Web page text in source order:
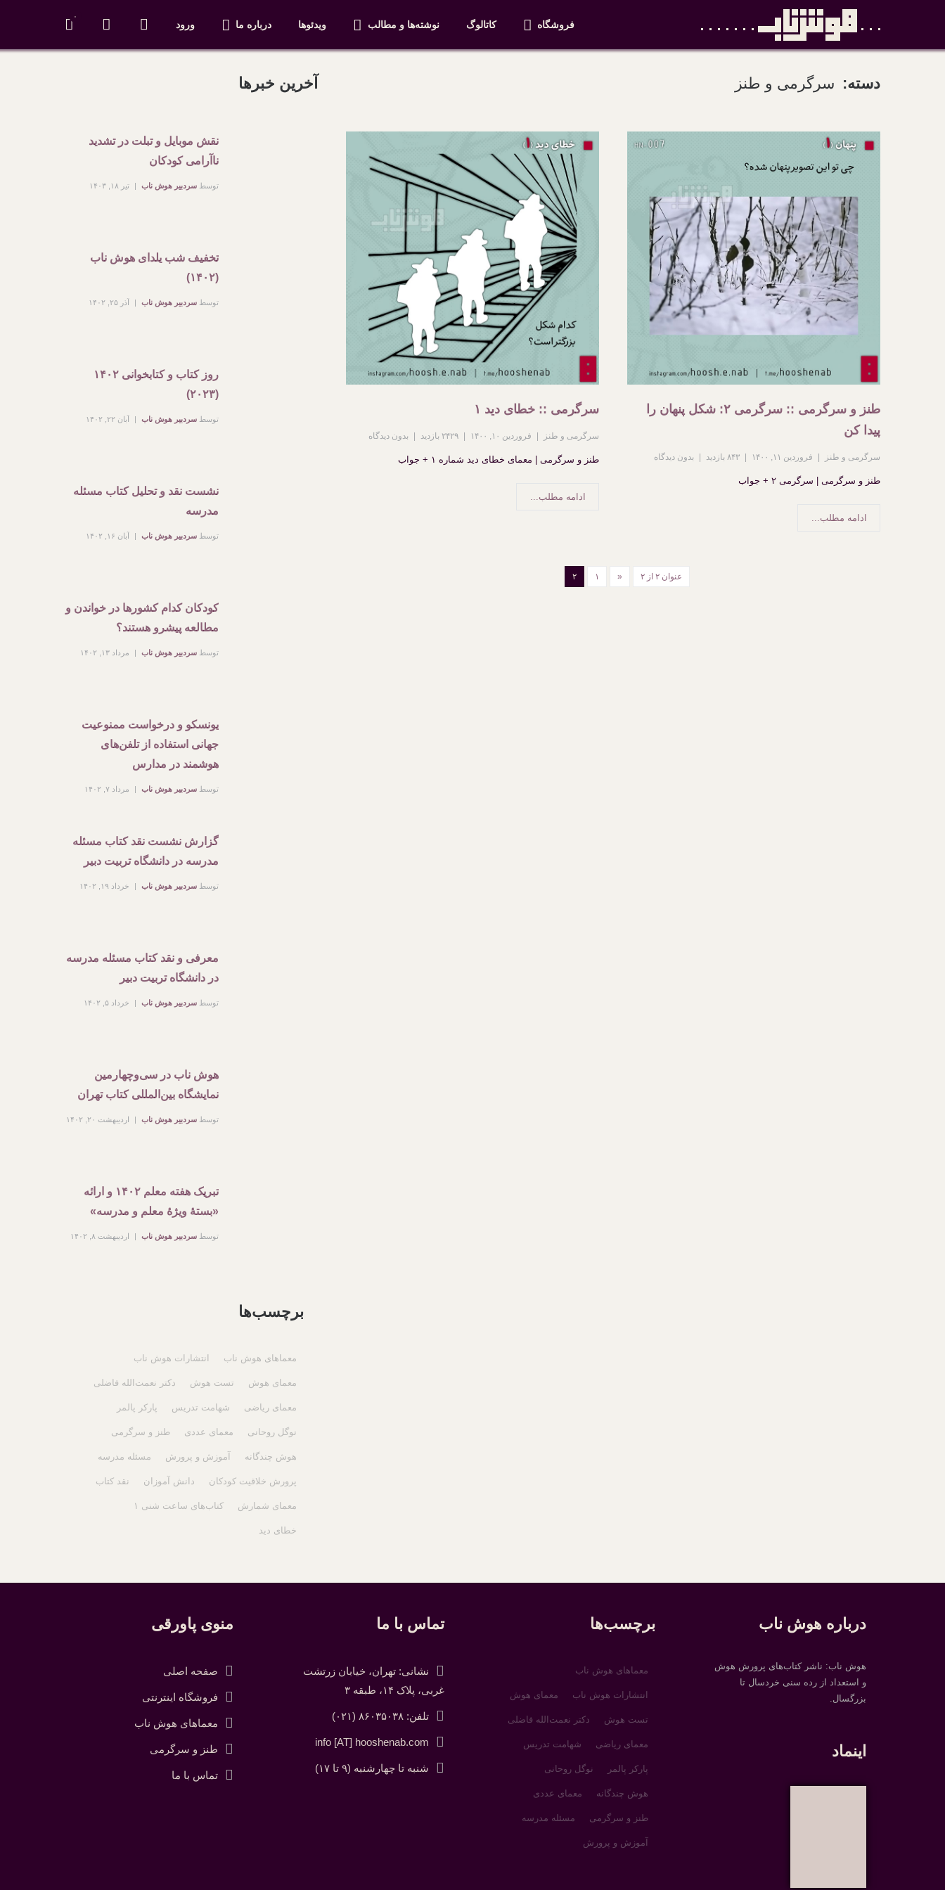
۰
فروشگاه کاتالوگ نوشته‌ها و مطالب ویدئوها درباره ما ورود
دسته: سرگرمی و طنز
طنز و سرگرمی :: سرگرمی ۲: شکل پنهان را
پیدا کن
سرگرمی و طنز فروردین ۱۱, ۱۴۰۰ ۸۴۳ بازدید بدون دیدگاه
طنز و سرگرمی | سرگرمی ۲ + جواب
ادامه مطلب...
سرگرمی :: خطای دید ۱
سرگرمی و طنز فروردین ۱۰, ۱۴۰۰ ۲۴۲۹ بازدید بدون دیدگاه
طنز و سرگرمی | معمای خطای دید شماره ۱ + جواب
ادامه مطلب...
عنوان ۲ از ۲ « ۱ ۲
آخرین خبرها
نقش موبایل و تبلت در تشدید
ناآرامی کودکان
توسط سردبیر هوش ناب تیر ۱۸, ۱۴۰۳
تخفیف شب یلدای هوش ناب
(۱۴۰۲)
توسط سردبیر هوش ناب آذر ۲۵, ۱۴۰۲
روز کتاب و کتابخوانی ۱۴۰۲
(۲۰۲۳)
توسط سردبیر هوش ناب آبان ۲۲, ۱۴۰۲
نشست نقد و تحلیل کتاب مسئله
مدرسه
توسط سردبیر هوش ناب آبان ۱۶, ۱۴۰۲
کودکان کدام کشورها در خواندن و
مطالعه پیشرو هستند؟
توسط سردبیر هوش ناب مرداد ۱۳, ۱۴۰۲
یونسکو و درخواست ممنوعیت
جهانی استفاده از تلفن‌های
هوشمند در مدارس
توسط سردبیر هوش ناب مرداد ۷, ۱۴۰۲
گزارش نشست نقد کتاب مسئله
مدرسه در دانشگاه تربیت دبیر
توسط سردبیر هوش ناب خرداد ۱۹, ۱۴۰۲
معرفی و نقد کتاب مسئله مدرسه
در دانشگاه تربیت دبیر
توسط سردبیر هوش ناب خرداد ۵, ۱۴۰۲
هوش ناب در سی‌وچهارمین
نمایشگاه بین‌المللی کتاب تهران
توسط سردبیر هوش ناب اردیبهشت ۲۰, ۱۴۰۲
تبریک هفته معلم ۱۴۰۲ و ارائه
«بستۀ ویژۀ معلم و مدرسه»
توسط سردبیر هوش ناب اردیبهشت ۸, ۱۴۰۲
برچسب‌ها
معماهای هوش ناب انتشارات هوش ناب
معمای هوش تست هوش دکتر نعمت‌الله فاضلی
معمای ریاضی شهامت تدریس پارکر پالمر
نوگل روحانی معمای عددی طنز و سرگرمی
هوش چندگانه آموزش و پرورش مسئله مدرسه
پرورش خلاقیت کودکان دانش آموزان نقد کتاب
معمای شمارش کتاب‌های ساعت شنی ۱
خطای دید
درباره هوش ناب
هوش ناب: ناشر کتاب‌های پرورش هوش
و استعداد از رده سنی خردسال تا
بزرگسال.
اینماد
برچسب‌ها
معماهای هوش ناب
انتشارات هوش ناب معمای هوش
تست هوش دکتر نعمت‌الله فاضلی
معمای ریاضی شهامت تدریس
پارکر پالمر نوگل روحانی
هوش چندگانه معمای عددی
طنز و سرگرمی مسئله مدرسه
آموزش و پرورش
تماس با ما
نشانی: تهران، خیابان زرتشت
غربی، پلاک ۱۴، طبقه ۳
تلفن: ۸۶۰۳۵۰۳۸ (۰۲۱)
info [AT] hooshenab.com
شنبه تا چهارشنبه (۹ تا ۱۷)
منوی پاورقی
صفحه اصلی
فروشگاه اینترنتی
معماهای هوش ناب
طنز و سرگرمی
تماس با ما